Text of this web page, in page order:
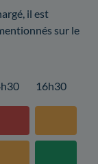
il est
sur le
16h30